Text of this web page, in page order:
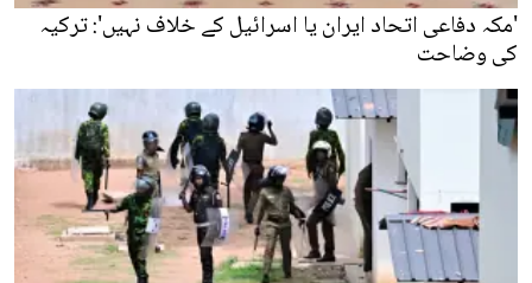
'مکہ دفاعی اتحاد ایران یا اسرائیل کے خلاف نہیں': ترکیہ
کی وضاحت